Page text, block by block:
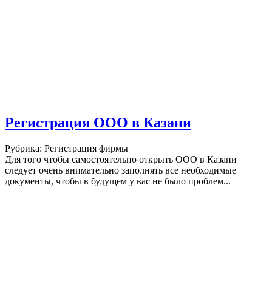
Регистрация ООО в Казани
Рубрика: Регистрация фирмы
Для того чтобы самостоятельно открыть ООО в Казани
следует очень внимательно заполнять все необходимые
документы, чтобы в будущем у вас не было проблем...